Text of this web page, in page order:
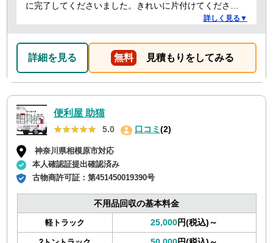
に完了してくださいました。きれいに片付けてくださり
ありがとうございました。作業の進捗も報告してくださ
詳しく見る▼
詳細を見る 無料 見積もりをしてみる
便利屋 助猫
★★★★★
★★★★★ 5.0 口コミ(2)
神奈川県相模原市対応
本人確認証提出確認済み
古物商許可証：第451450019390号
不用品回収の基本料金
軽トラック 25,000円(税込)～